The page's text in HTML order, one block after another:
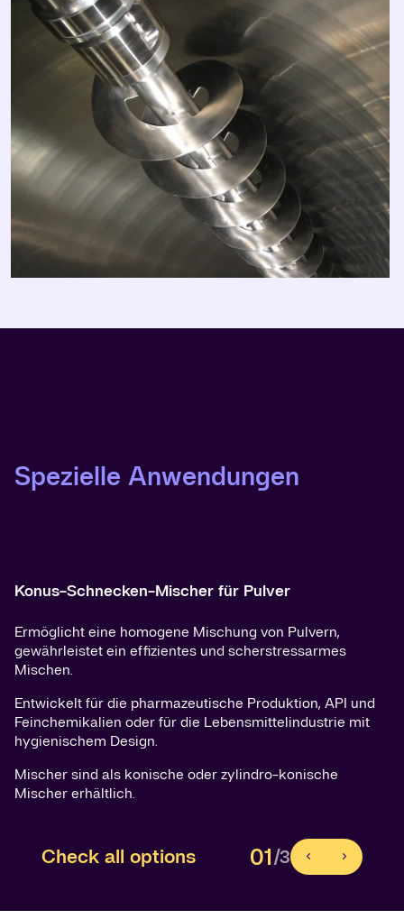
Spezielle Anwendungen
Konus-Schnecken-Mischer für Pulver
Ermöglicht eine homogene Mischung von Pulvern,
gewährleistet ein effizientes und scherstressarmes
Mischen.
Entwickelt für die pharmazeutische Produktion, API und
Feinchemikalien oder für die Lebensmittelindustrie mit
hygienischem Design.
Mischer sind als konische oder zylindro-konische
Mischer erhältlich.
Check all options 01/3